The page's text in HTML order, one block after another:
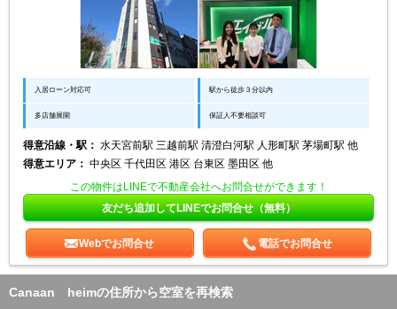
入居ローン対応可 駅から徒歩３分以内
多店舗展開 保証人不要相談可
得意沿線・駅： 水天宮前駅 三越前駅 清澄白河駅 人形町駅 茅場町駅 他
得意エリア： 中央区 千代田区 港区 台東区 墨田区 他
この物件はLINEで不動産会社へお問合せができます！
友だち追加してLINEでお問合せ（無料）
Webでお問合せ 電話でお問合せ
Canaan heimの住所から空室を再検索